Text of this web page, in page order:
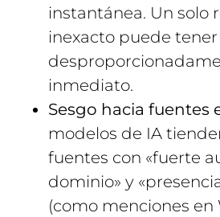
instantánea. Un solo
inexacto puede
inmediato.
Sesgo hacia fuentes
modelos de IA
fuentes con «fuerte
dominio» y
(como menciones en